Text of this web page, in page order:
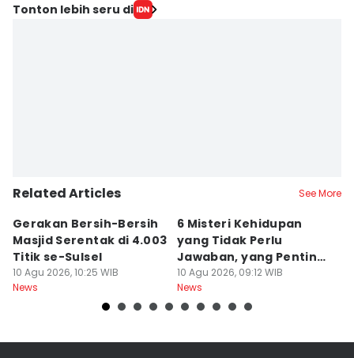
Tonton lebih seru di
Related Articles See More
Gerakan Bersih-Bersih
Masjid Serentak di 4.003
Titik se-Sulsel
10 Agu 2026, 10:25 WIB
News
6 Misteri Kehidupan
yang Tidak Perlu
Jawaban, yang Penting
Maknanya
10 Agu 2026, 09:12 WIB
News